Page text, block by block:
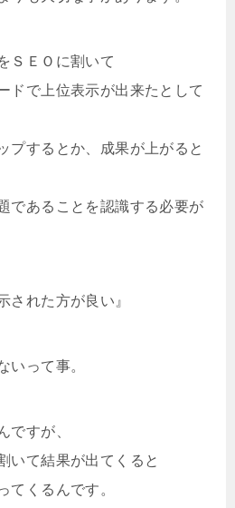
ＳＥＯに割いて
ドで上位表示が出来たとして
プするとか、成果が上がると
であることを認識する必要が
された方が良い』
いって事。
ですが、
いて結果が出てくると
てくるんです。